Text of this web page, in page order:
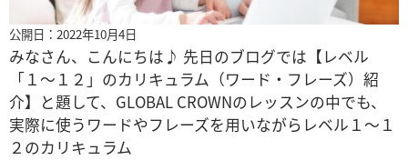
公開日：2022年10月4日
みなさん、こんにちは♪ 先日のブログでは【レベル
「１～１２」のカリキュラム（ワード・フレーズ）紹
介】と題して、GLOBAL CROWNのレッスンの中でも、
実際に使うワードやフレーズを用いながらレベル１～１
２のカリキュラム